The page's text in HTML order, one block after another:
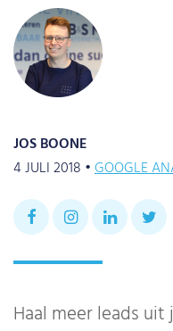
JOS BOONE
4 JULI 2018 •GOOGLE
Haal meer leads